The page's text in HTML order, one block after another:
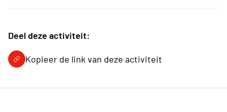
Deel deze activiteit:
Kopieer de link van deze activiteit